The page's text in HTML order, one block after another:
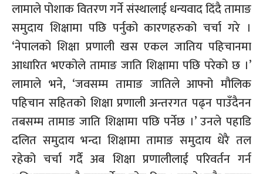
लामाले पोशाक वितरण गर्ने संस्थालाई धन्यवाद दिंदै तामाङ
समुदाय शिक्षामा पछि पर्नुको कारणहरुको चर्चा गरे ।
‘नेपालको शिक्षा प्रणाली खस एकल जातिय पहिचानमा
आधारित भएकोले तामाङ जाति शिक्षामा पछि परेको छ ।’
लामाले भने, ‘जवसम्म तामाङ जातिले आफ्नो मौलिक
पहिचान सहितको शिक्षा प्रणाली अन्तरगत पढ्न पाउँदैनन
तबसम्म तामाङ जाति शिक्षामा पछि पर्नेछ ।’ उनले पहाडि
दलित समुदाय भन्दा शिक्षामा तामाङ समुदाय धेरै तल
रहेको चर्चा गर्दै अब शिक्षा प्रणालीलाई परिवर्तन गर्न